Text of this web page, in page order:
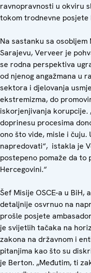
ravnopravnosti u okviru
tokom trodnevne posjete
Na sastanku sa osobljem
Sarajevu, Verveer je
se rodna perspektiva
od njenog angažmana u
sektora i djelovanja
ekstremizma, do
iskorjenjivanja korupcije.
doprinesu procesima
ono što vide, misle i čuju.
napredovati“, istakla je
postepeno pomaže da to
Hercegovini.“
Šef Misije OSCE-a u BiH,
detaljnije osvrnuo na
prošle posjete
je svijetlih tačaka na
zakona na državnom i
pitanjima kao što su
je Berton. „Međutim, ti